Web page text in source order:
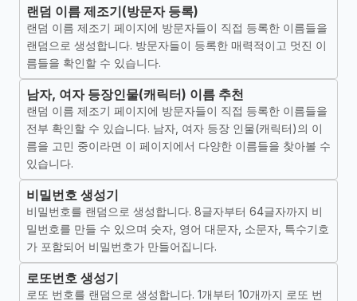
랜덤 이름 제조기(방문자 등록)
랜덤 이름 제조기 페이지에 방문자들이 직접 등록한 이름들을
랜덤으로 생성합니다. 방문자들이 등록한 매력적이고 멋진 이
름들을 확인할 수 있습니다.
남자, 여자 등장인물(캐릭터) 이름 추천
랜덤 이름 제조기 페이지에 방문자들이 직접 등록한 이름들을
전부 확인할 수 있습니다. 남자, 여자 등장 인물(캐릭터)의 이
름을 고민 중이라면 이 페이지에서 다양한 이름들을 찾아볼 수
있습니다.
비밀번호 생성기
비밀번호를 랜덤으로 생성합니다. 8글자부터 64글자까지 비
밀번호를 만들 수 있으며 숫자, 영어 대문자, 소문자, 특수기호
가 포함되어 비밀번호가 만들어집니다.
로또번호 생성기
로또 번호를 랜덤으로 생성합니다. 1개부터 10개까지 로또 번